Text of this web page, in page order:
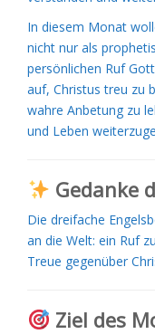
In diesem Monat
nicht nur als
persönlichen Ruf
auf, Christus treu zu
wahre Anbetung zu
und Leben
Gedanke
Die dreifache
an die Welt: ein Ruf
Treue gegenüber
Ziel des